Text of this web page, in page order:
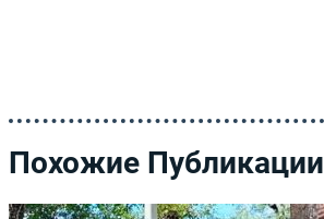
Похожие Публикации